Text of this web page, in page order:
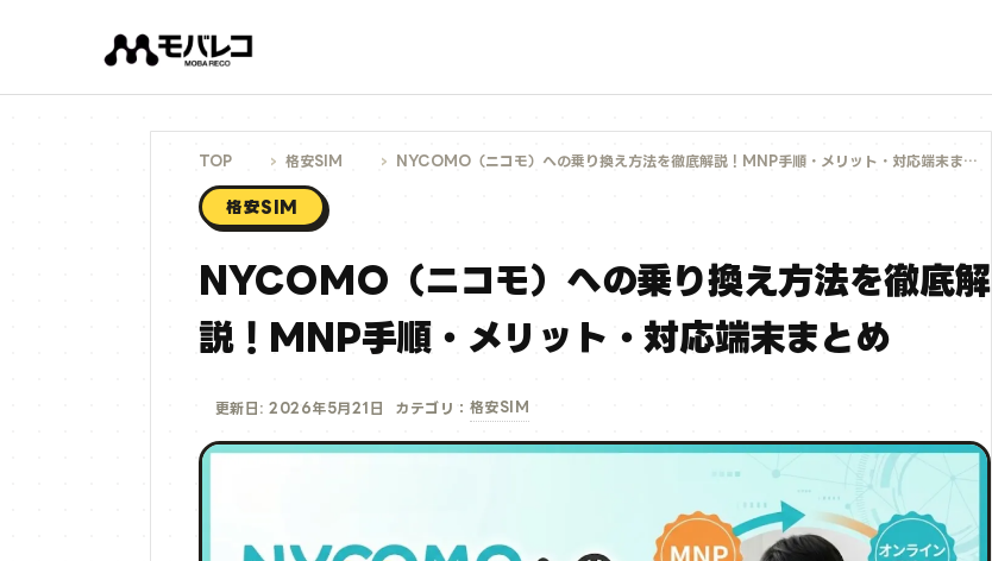
ス
TOP 格安SIM NYCOMO（ニコモ）への乗り換え方法を徹底解説！MNP手順・メリット・対応端末まとめ
格安SIM
NYCOMO（ニコモ）への乗り換え方法を徹底解
説！MNP手順・メリット・対応端末まとめ
更新日: 2026年5月21日 カテゴリ： 格安SIM